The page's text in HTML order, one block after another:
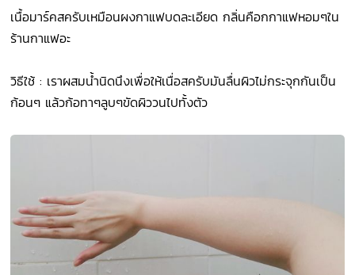
เนื้อมาร์คสครับเหมือนผงกาแฟบดละเอียด กลิ่นคือกกาแฟหอมๆใน
ร้านกาแฟอะ
วิธีใช้ : เราผสมน้ำนิดนึงเพื่อให้เนื่อสครับมันลื่นผิวไม่กระจุกกันเป็น
ก้อนๆ แล้วก้อทาๆลูบๆขัดผิววนไปทั้งตัว